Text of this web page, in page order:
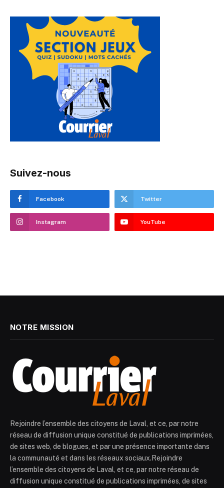
Suivez-nous
Facebook Twitter
Instagram YouTube
NOTRE MISSION
Rejoindre l’ensemble des citoyens de Laval, et ce, par notre
réseau de diffusion unique constitué de publications imprimées,
de sites web, de blogues, et par une présence importante dans
la communauté et dans les réseaux sociaux.Rejoindre
l’ensemble des citoyens de Laval, et ce, par notre réseau de
diffusion unique constitué de publications imprimées, de sites